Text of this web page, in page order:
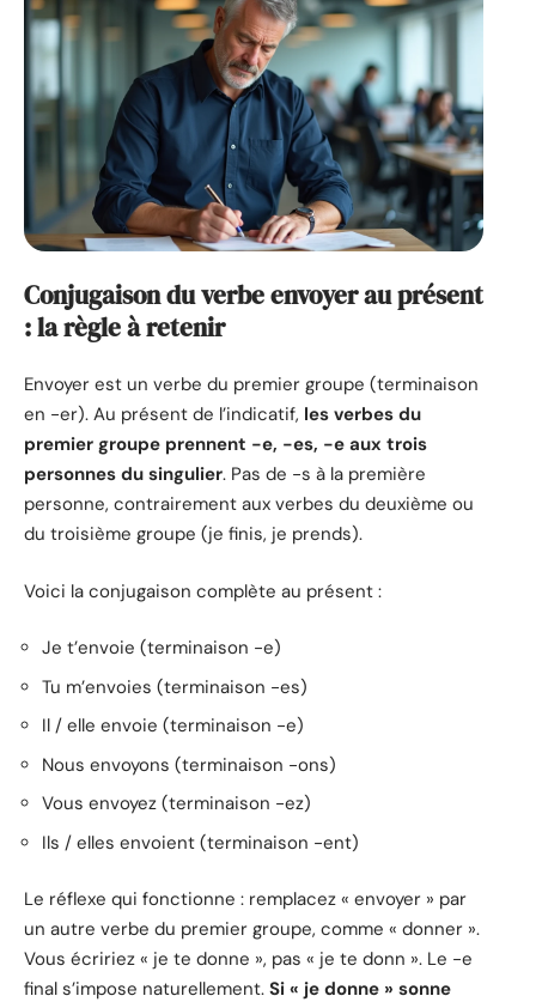
Conjugaison du verbe envoyer au présent
: la règle à retenir
Envoyer est un verbe du premier groupe (terminaison
en -er). Au présent de l’indicatif, les verbes du
premier groupe prennent -e, -es, -e aux trois
personnes du singulier. Pas de -s à la première
personne, contrairement aux verbes du deuxième ou
du troisième groupe (je finis, je prends).
Voici la conjugaison complète au présent :
Je t’envoie (terminaison -e)
Tu m’envoies (terminaison -es)
Il / elle envoie (terminaison -e)
Nous envoyons (terminaison -ons)
Vous envoyez (terminaison -ez)
Ils / elles envoient (terminaison -ent)
Le réflexe qui fonctionne : remplacez « envoyer » par
un autre verbe du premier groupe, comme « donner ».
Vous écririez « je te donne », pas « je te donn ». Le -e
final s’impose naturellement. Si « je donne » sonne